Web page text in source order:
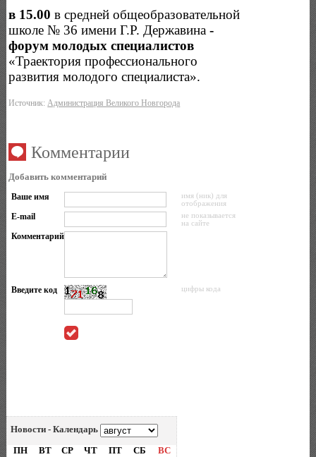
в 15.00в средней общеобразовательной
школе № 36 имени Г.Р. Державина-
форум молодых специалистов
«Траектория профессионального
развития молодого специалиста».
Источник: Администрация Великого Новгорода
Комментарии
Добавить комментарий
Ваше имя
имя (ник) для
отображения
E-mail
не показывается
на сайте
Комментарий
Введите код цифры кода
Новости - Календарь
ПН
ВТ СР ЧТ ПТ СБ
ВС